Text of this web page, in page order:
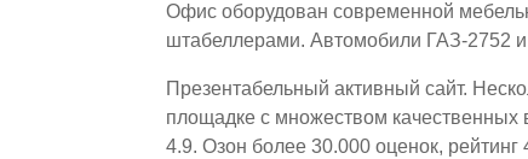
Офис оборудован современной
штабеллерами. Автомобили ГАЗ-2752
Презентабельный активный сайт.
площадке с множеством качественных
4.9. Озон более 30.000 оценок,